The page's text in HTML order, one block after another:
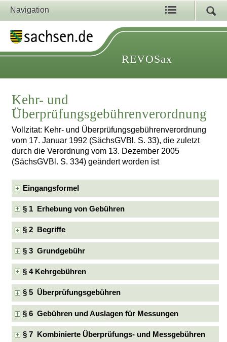
Navigation
REVOSax
Kehr- und
Überprüfungsgebührenverordnung
Vollzitat: Kehr- und Überprüfungsgebührenverordnung
vom 17. Januar 1992 (SächsGVBl. S. 33), die zuletzt
durch die Verordnung vom 13. Dezember 2005
(SächsGVBl. S. 334) geändert worden ist
Eingangsformel
§ 1 Erhebung von Gebühren
§ 2 Begriffe
§ 3 Grundgebühr
§ 4 Kehrgebühren
§ 5 Überprüfungsgebühren
§ 6 Gebühren und Auslagen für Messungen
§ 7 Kombinierte Überprüfungs- und Messgebühren